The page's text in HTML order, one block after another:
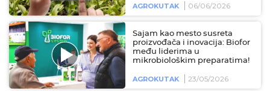
AGROKUTAK 06/06/2026
Sajam kao mesto susreta
proizvođača i inovacija: Biofor
među liderima u
mikrobiološkim preparatima!
AGROKUTAK 23/05/2026